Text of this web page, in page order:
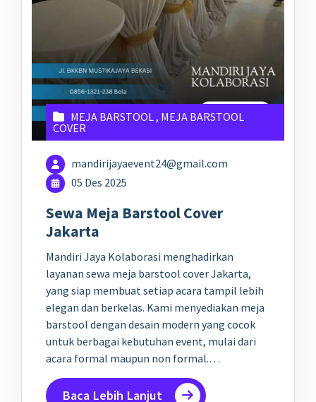
MEJA BARSTOOL , MEJA BARSTOOL
COVER
mandirijayaevent24@gmail.com
05 Des 2025
Sewa Meja Barstool Cover
Jakarta
Mandiri Jaya Kolaborasi menghadirkan
layanan sewa meja barstool cover Jakarta,
yang siap membuat setiap acara tampil lebih
elegan dan berkelas. Kami menyediakan meja
barstool dengan desain modern yang cocok
untuk berbagai kebutuhan event, mulai dari
acara formal maupun non formal.…
Baca Lebih Lanjut